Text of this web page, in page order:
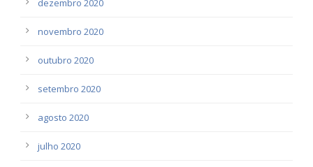
dezembro 2020
novembro 2020
outubro 2020
setembro 2020
agosto 2020
julho 2020